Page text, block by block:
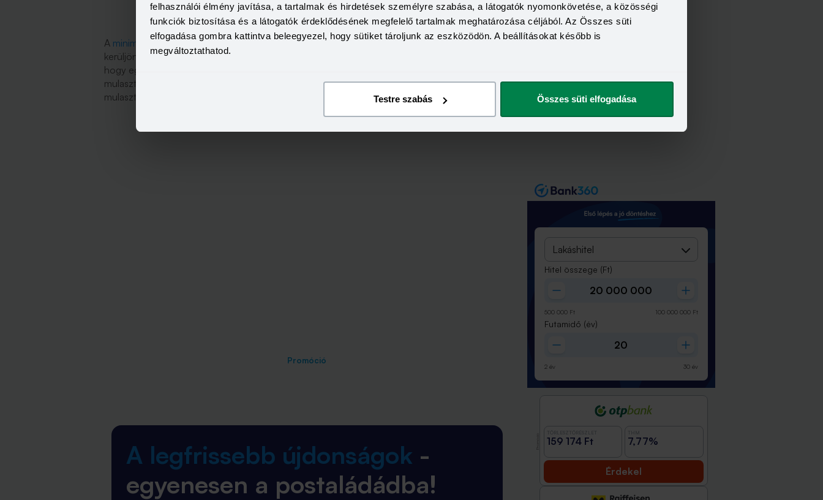
felhasználói élmény javítása, a tartalmak és hirdetések személyre szabása, a látogatók nyomonkövetése, a közösségi
funkciók biztosítása és a látogatók érdeklődésének megfelelő tartalmak meghatározása céljából. Az Összes süti
elfogadása gombra kattintva beleegyezel, hogy sütiket tároljunk az eszközödön. A beállításokat később is
megváltoztathatod.
Testre szabás Összes süti elfogadása
A minimálbér összegének emelkedése miatt egyre nagyobb tartozás kell ahhoz, hogy valaki rá
kerüljön a negatív listára. Sokszor több hónapnyi, vagy akár egy évnyi nem fizetés kell ahhoz,
hogy egy lakossági ügyfél aktív mulasztónak minősülhessen a rendszerben. Az aktív
mulasztásokat a hitel rendezése után még egy évig tartják nyilván a rendszerben megszűnt
mulasztásként.
Promóció
A legfrissebb újdonságok -
egyenesen a postaládádba!
Lakáshitel
Hitel összege (Ft)
500 000 Ft 100 000 000 Ft
Futamidő (év)
2 év 30 év
159 174 Ft 7,77%
Érdekel